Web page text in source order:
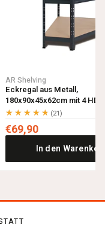
AR Shelving
Eckregal aus Metall,
180x90x45x62cm mit 4
anthrazitgrau
★★★★★ (21)
€69,90
In den